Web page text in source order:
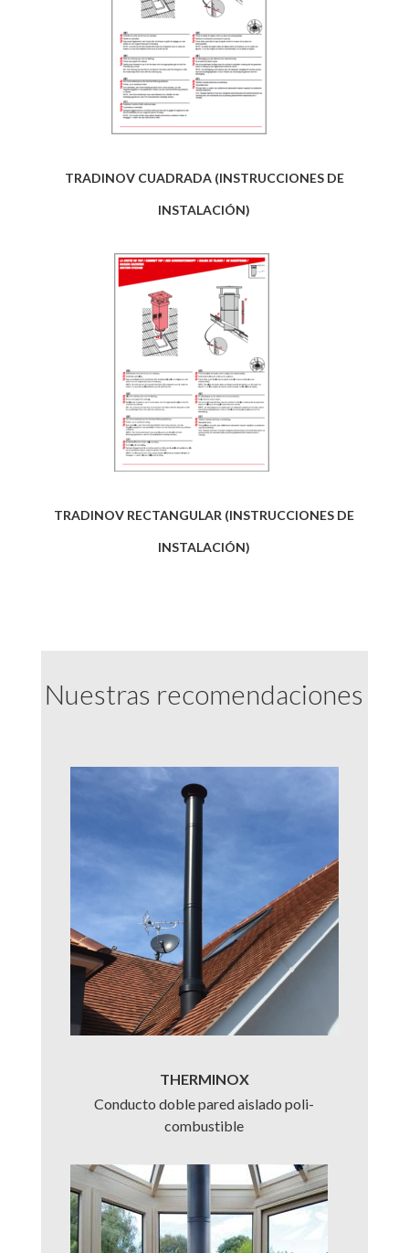
TRADINOV CUADRADA (INSTRUCCIONES DE
INSTALACIÓN)
TRADINOV RECTANGULAR (INSTRUCCIONES DE
INSTALACIÓN)
Nuestras recomendaciones
THERMINOX
Conducto doble pared aislado poli-
combustible